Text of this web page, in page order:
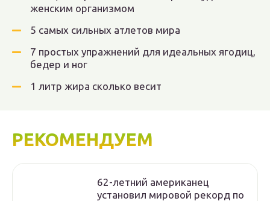
женским организмом
5 самых сильных атлетов мира
7 простых упражнений для идеальных ягодиц,
бедер и ног
1 литр жира сколько весит
РЕКОМЕНДУЕМ
62-летний американец
установил мировой рекорд по